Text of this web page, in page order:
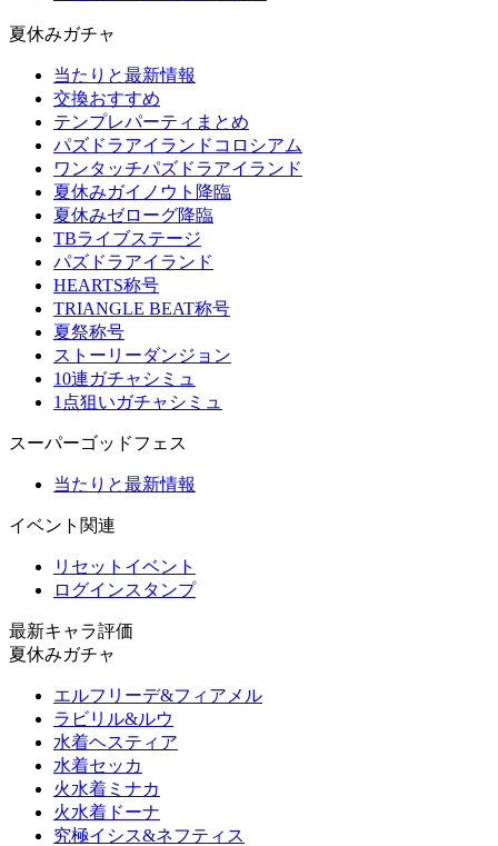
夏休みガチャ
当たりと最新情報
交換おすすめ
テンプレパーティまとめ
パズドラアイランドコロシアム
ワンタッチパズドラアイランド
夏休みガイノウト降臨
夏休みゼローグ降臨
TBライブステージ
パズドラアイランド
HEARTS称号
TRIANGLE BEAT称号
夏祭称号
ストーリーダンジョン
10連ガチャシミュ
1点狙いガチャシミュ
スーパーゴッドフェス
当たりと最新情報
イベント関連
リセットイベント
ログインスタンプ
最新キャラ評価
夏休みガチャ
エルフリーデ&フィアメル
ラビリル&ルウ
水着ヘスティア
水着セッカ
火水着ミナカ
火水着ドーナ
究極イシス&ネフティス